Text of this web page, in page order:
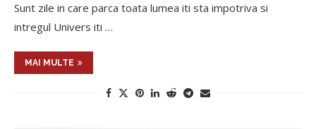
Sunt zile in care parca toata lumea iti sta impotriva si
intregul Univers iti …
MAI MULTE